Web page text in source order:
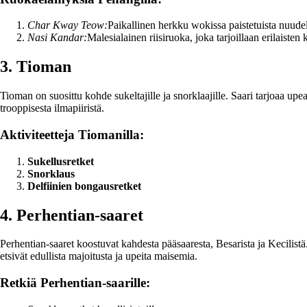
Char Kway Teow:Paikallinen herkku wokissa paistetuista
Nasi Kandar:Malesialainen riisiruoka, joka tarjoillaan erilaisten
3. Tioman
Tioman on suosittu kohde sukeltajille ja snorklaajille. Saari tarjoaa
trooppisesta ilmapiiristä.
Aktiviteetteja Tiomanilla:
Sukellusretket
Snorklaus
Delfiinien bongausretket
4. Perhentian-saaret
Perhentian-saaret koostuvat kahdesta pääsaaresta, Besarista ja
etsivät edullista majoitusta ja upeita maisemia.
Retkiä Perhentian-saarille: